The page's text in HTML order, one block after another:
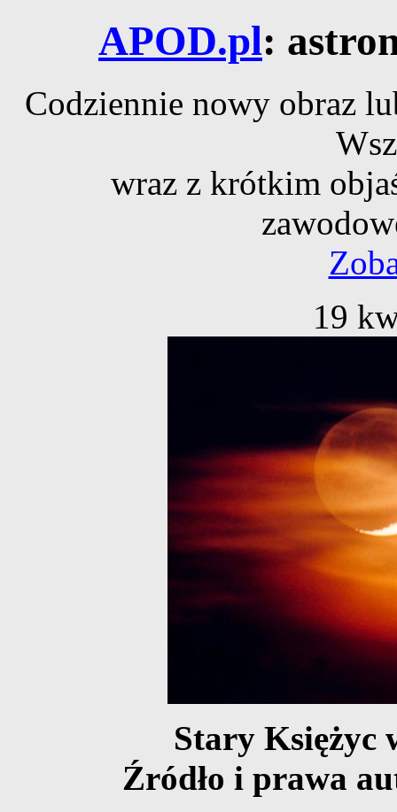
APOD.pl:
Codziennie nowy obraz
wraz z krótkim
19
Stary Księżyc
Źródło i prawa